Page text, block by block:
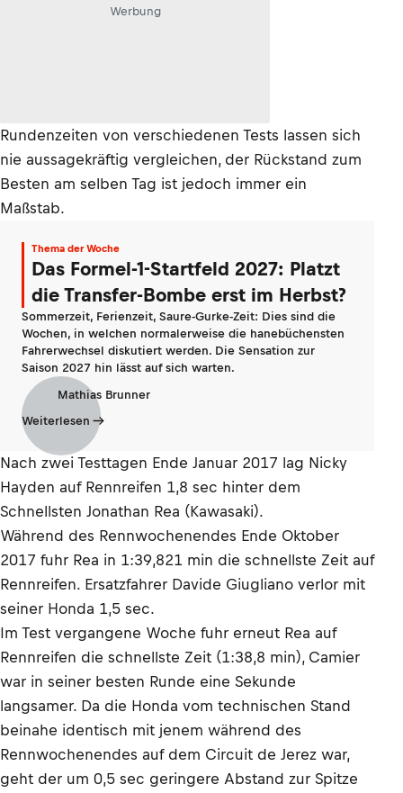
Werbung
Rundenzeiten von verschiedenen Tests lassen sich
nie aussagekräftig vergleichen, der Rückstand zum
Besten am selben Tag ist jedoch immer ein
Maßstab.
Thema der Woche
Das Formel-1-Startfeld 2027: Platzt
die Transfer-Bombe erst im Herbst?
Sommerzeit, Ferienzeit, Saure-Gurke-Zeit: Dies sind die
Wochen, in welchen normalerweise die hanebüchensten
Fahrerwechsel diskutiert werden. Die Sensation zur
Saison 2027 hin lässt auf sich warten.
Mathias Brunner
Weiterlesen
Nach zwei Testtagen Ende Januar 2017 lag Nicky
Hayden auf Rennreifen 1,8 sec hinter dem
Schnellsten Jonathan Rea (Kawasaki).
Während des Rennwochenendes Ende Oktober
2017 fuhr Rea in 1:39,821 min die schnellste Zeit auf
Rennreifen. Ersatzfahrer Davide Giugliano verlor mit
seiner Honda 1,5 sec.
Im Test vergangene Woche fuhr erneut Rea auf
Rennreifen die schnellste Zeit (1:38,8 min), Camier
war in seiner besten Runde eine Sekunde
langsamer. Da die Honda vom technischen Stand
beinahe identisch mit jenem während des
Rennwochenendes auf dem Circuit de Jerez war,
geht der um 0,5 sec geringere Abstand zur Spitze